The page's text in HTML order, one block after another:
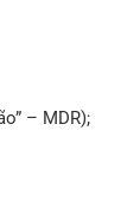
– MDR);